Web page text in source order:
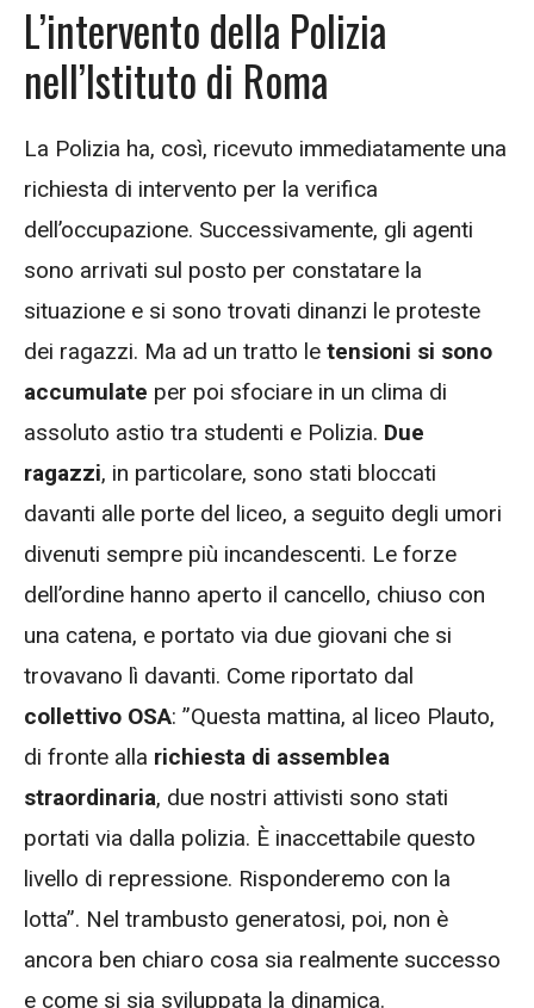
L’intervento della Polizia
nell’Istituto di Roma
La Polizia ha, così, ricevuto immediatamente una
richiesta di intervento per la verifica
dell’occupazione. Successivamente, gli agenti
sono arrivati sul posto per constatare la
situazione e si sono trovati dinanzi le proteste
dei ragazzi. Ma ad un tratto le tensioni si sono
accumulate per poi sfociare in un clima di
assoluto astio tra studenti e Polizia. Due
ragazzi, in particolare, sono stati bloccati
davanti alle porte del liceo, a seguito degli umori
divenuti sempre più incandescenti. Le forze
dell’ordine hanno aperto il cancello, chiuso con
una catena, e portato via due giovani che si
trovavano lì davanti. Come riportato dal
collettivo OSA: ”Questa mattina, al liceo Plauto,
di fronte alla richiesta di assemblea
straordinaria, due nostri attivisti sono stati
portati via dalla polizia. È inaccettabile questo
livello di repressione. Risponderemo con la
lotta”. Nel trambusto generatosi, poi, non è
ancora ben chiaro cosa sia realmente successo
e come si sia sviluppata la dinamica.